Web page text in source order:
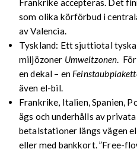
som olika körförbud i
av Valencia.
Tyskland: Ett sjuttiotal
miljözoner Umweltzonen .
en dekal – en
även el-bil.
Frankrike, Italien, Spanien,
ägs och underhålls av
betalstationer längs vägen
eller med bankkort. ”Free-